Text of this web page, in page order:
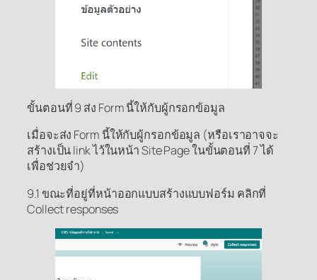
ขั้นตอนที่ 9 ส่ง Form นี้ให้กับผู้กรอกข้อมูล
เมื่อจะส่ง Form นี้ให้กับผู้กรอกข้อมูล (หรือเราอาจจะ
สร้างเป็น link ไว้ในหน้า Site Page ในขั้นตอนที่ 7 ได้
เพื่อช่วยจำ)
9.1 ขณะที่อยู่ที่หน้าออกแบบสร้างแบบฟอร์ม คลิกที่
Collect responses